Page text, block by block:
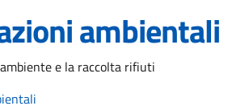
ambientali
e la raccolta rifiuti